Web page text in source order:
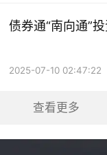
领域的广泛覆盖。
，部分细分赛道的
，去年12月30日刚
行业中的日联科技
等，也均被至少2
债券通“南向通”
2025-07-10 02:47:22
查看更多